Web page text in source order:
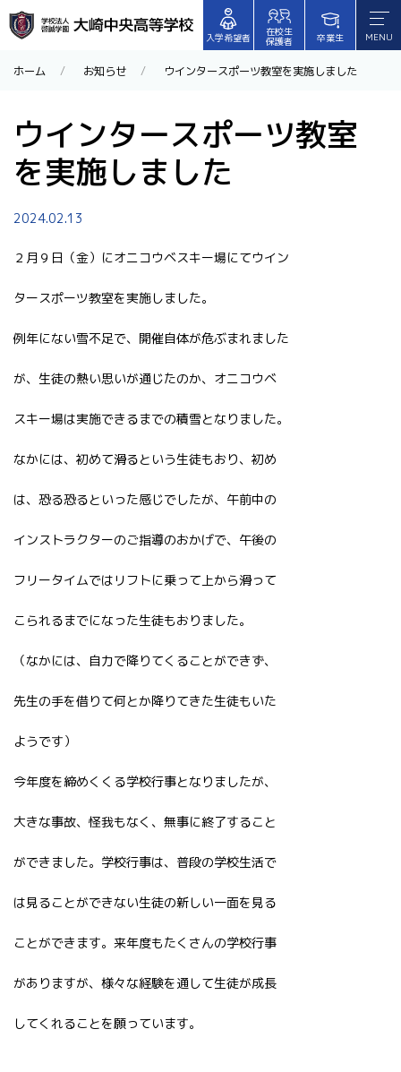
入学希望者 在校生
保護者 卒業生 MENU
ホーム お知らせ ウインタースポーツ教室を実施しました
ウインタースポーツ教室
を実施しました
2024.02.13
２月９日（金）にオニコウベスキー場にてウイン
タースポーツ教室を実施しました。
例年にない雪不足で、開催自体が危ぶまれました
が、生徒の熱い思いが通じたのか、オニコウベ
スキー場は実施できるまでの積雪となりました。
なかには、初めて滑るという生徒もおり、初め
は、恐る恐るといった感じでしたが、午前中の
インストラクターのご指導のおかげで、午後の
フリータイムではリフトに乗って上から滑って
こられるまでになった生徒もおりました。
（なかには、自力で降りてくることができず、
先生の手を借りて何とか降りてきた生徒もいた
ようです）
今年度を締めくくる学校行事となりましたが、
大きな事故、怪我もなく、無事に終了すること
ができました。学校行事は、普段の学校生活で
は見ることができない生徒の新しい一面を見る
ことができます。来年度もたくさんの学校行事
がありますが、様々な経験を通して生徒が成長
してくれることを願っています。